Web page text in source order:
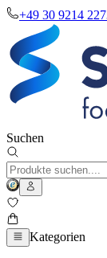
+49 30 9214
Suchen
Kategorien